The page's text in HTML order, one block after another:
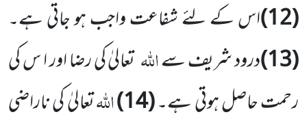
(12)
اس کے لئے شفاعت واجب ہو جاتی ہے۔
(13)
درود شریف سےاللہتعالیٰ کی رضا اور ا س کی
رحمت حاصل ہوتی ہے۔(14) اللہتعالیٰ کی ناراضی